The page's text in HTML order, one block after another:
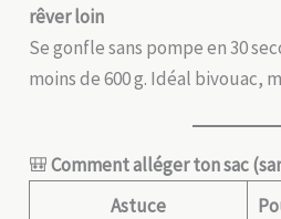
rêver loin
Se gonfle sans pompe en 30
moins de 600 g. Idéal bivouac,
🎒Comment alléger ton sac
Astuce